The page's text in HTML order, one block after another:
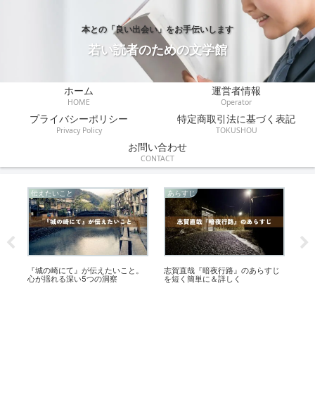
本との「良い出会い」をお手伝いします
若い読者のための文学館
ホーム
HOME
運営者情報
Operator
プライバシーポリシー
Privacy Policy
特定商取引法に基づく表記
TOKUSHOU
お問い合わせ
CONTACT
伝えたいこと
『城の崎にて』が伝えたいこと。
心が揺れる深い5つの洞察
あらすじ
志賀直哉『暗夜行路』のあらすじ
を短く簡単に＆詳しく